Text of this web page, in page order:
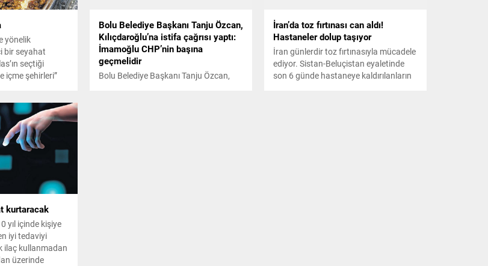
yönelik
bir seyahat
seçtiği
içme şehirleri”
Bolu Belediye Başkanı Tanju Özcan,
Kılıçdaroğlu’na istifa çağrısı yaptı:
İmamoğlu CHP’nin başına
geçmelidir
Bolu Belediye Başkanı Tanju Özcan,
İran’da toz fırtınası can aldı!
Hastaneler dolup taşıyor
İran günlerdir toz fırtınasıyla mücadele
ediyor. Sistan-Beluçistan eyaletinde
son 6 günde hastaneye kaldırılanların
kurtaracak
yıl içinde kişiye
iyi tedaviyi
ilaç kullanmadan
üzerinde